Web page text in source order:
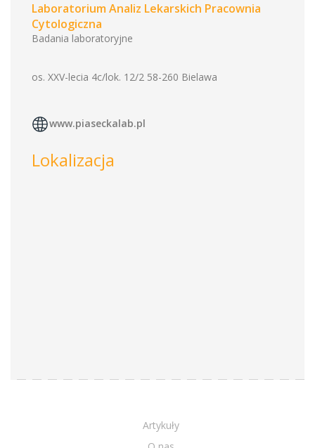
Laboratorium Analiz Lekarskich Pracownia
Cytologiczna
Badania laboratoryjne
os. XXV-lecia 4c/lok. 12/2 58-260 Bielawa
www.piaseckalab.pl
Lokalizacja
Artykuły